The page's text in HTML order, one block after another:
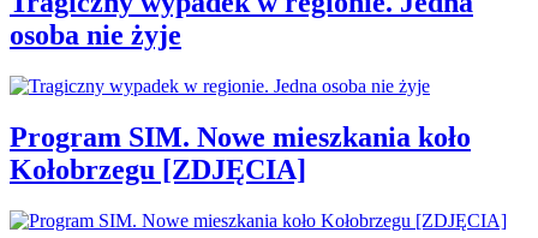
osoba nie żyje
Program SIM. Nowe mieszkania koło
Kołobrzegu [ZDJĘCIA]